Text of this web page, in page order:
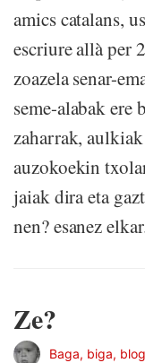
amics catalans,
escriure allà per
zoazela senar-
seme-alabak ere
zaharrak,
auzokoekin
jaiak dira eta
nen? esanez
Ze?
Baga, biga,